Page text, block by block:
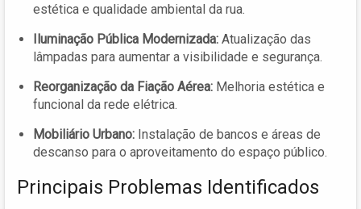
estética e qualidade ambiental da rua.
Iluminação Pública Modernizada: Atualização das
lâmpadas para aumentar a visibilidade e segurança.
Reorganização da Fiação Aérea: Melhoria estética e
funcional da rede elétrica.
Mobiliário Urbano: Instalação de bancos e áreas de
descanso para o aproveitamento do espaço público.
Principais Problemas Identificados